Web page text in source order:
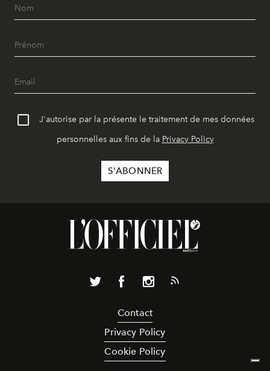
J'autorise par la présente le traitement de mes données
personnelles aux fins de la Privacy Policy
Contact
Privacy Policy
Cookie Policy